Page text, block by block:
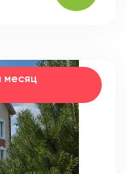
месяц